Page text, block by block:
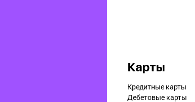
Карты
Кредитные карты
Дебетовые карты